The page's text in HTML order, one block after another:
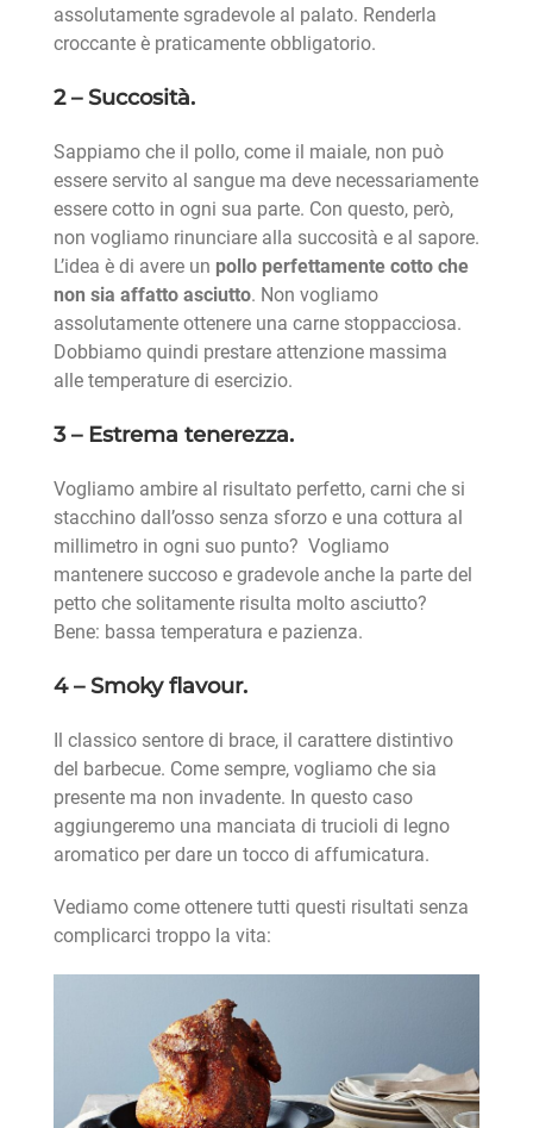
assolutamente sgradevole al palato. Renderla
croccante è praticamente obbligatorio.
2 – Succosità.
Sappiamo che il pollo, come il maiale, non può
essere servito al sangue ma deve necessariamente
essere cotto in ogni sua parte. Con questo, però,
non vogliamo rinunciare alla succosità e al sapore.
L’idea è di avere un pollo perfettamente cotto che
non sia affatto asciutto. Non vogliamo
assolutamente ottenere una carne stoppacciosa.
Dobbiamo quindi prestare attenzione massima
alle temperature di esercizio.
3 – Estrema tenerezza.
Vogliamo ambire al risultato perfetto, carni che si
stacchino dall’osso senza sforzo e una cottura al
millimetro in ogni suo punto? Vogliamo
mantenere succoso e gradevole anche la parte del
petto che solitamente risulta molto asciutto?
Bene: bassa temperatura e pazienza.
4 – Smoky flavour.
Il classico sentore di brace, il carattere distintivo
del barbecue. Come sempre, vogliamo che sia
presente ma non invadente. In questo caso
aggiungeremo una manciata di trucioli di legno
aromatico per dare un tocco di affumicatura.
Vediamo come ottenere tutti questi risultati senza
complicarci troppo la vita: